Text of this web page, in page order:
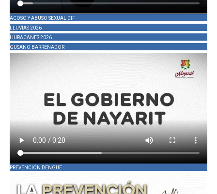
ACOSO Y ABUSO SEXUAL DIF
LLUVIAS 2026
HURACANES 2026
GUSANO BARRENADOR
PREVENCIÓN DENGUE